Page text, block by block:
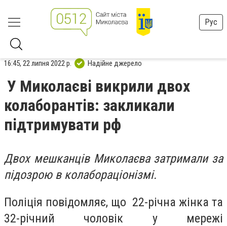
Рус
16:45, 22 липня 2022 р. Надійне джерело
У Миколаєві викрили двох
колаборантів: закликали
підтримувати рф
Двох мешканців Миколаєва затримали за
підозрою в колабораціонізмі.
Поліція повідомляє, що 22-річна жінка та
32-річний чоловік у мережі